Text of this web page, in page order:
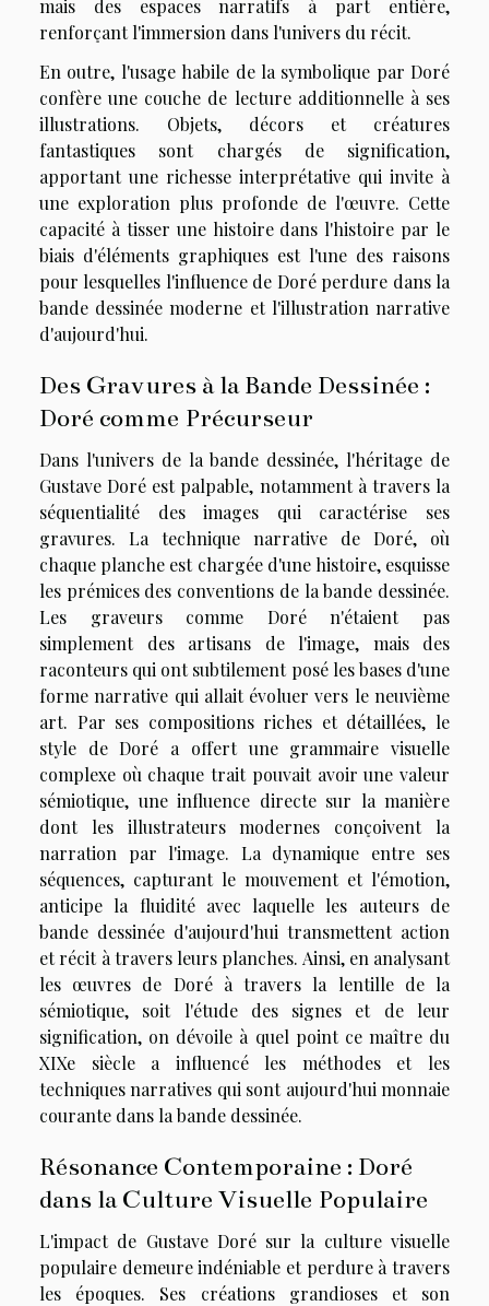
mais des espaces narratifs à part entière,
renforçant l'immersion dans l'univers du récit.
En outre, l'usage habile de la symbolique par Doré
confère une couche de lecture additionnelle à ses
illustrations. Objets, décors et créatures
fantastiques sont chargés de signification,
apportant une richesse interprétative qui invite à
une exploration plus profonde de l'œuvre. Cette
capacité à tisser une histoire dans l'histoire par le
biais d'éléments graphiques est l'une des raisons
pour lesquelles l'influence de Doré perdure dans la
bande dessinée moderne et l'illustration narrative
d'aujourd'hui.
Des Gravures à la Bande Dessinée :
Doré comme Précurseur
Dans l'univers de la bande dessinée, l'héritage de
Gustave Doré est palpable, notamment à travers la
séquentialité des images qui caractérise ses
gravures. La technique narrative de Doré, où
chaque planche est chargée d'une histoire, esquisse
les prémices des conventions de la bande dessinée.
Les graveurs comme Doré n'étaient pas
simplement des artisans de l'image, mais des
raconteurs qui ont subtilement posé les bases d'une
forme narrative qui allait évoluer vers le neuvième
art. Par ses compositions riches et détaillées, le
style de Doré a offert une grammaire visuelle
complexe où chaque trait pouvait avoir une valeur
sémiotique, une influence directe sur la manière
dont les illustrateurs modernes conçoivent la
narration par l'image. La dynamique entre ses
séquences, capturant le mouvement et l'émotion,
anticipe la fluidité avec laquelle les auteurs de
bande dessinée d'aujourd'hui transmettent action
et récit à travers leurs planches. Ainsi, en analysant
les œuvres de Doré à travers la lentille de la
sémiotique, soit l'étude des signes et de leur
signification, on dévoile à quel point ce maître du
XIXe siècle a influencé les méthodes et les
techniques narratives qui sont aujourd'hui monnaie
courante dans la bande dessinée.
Résonance Contemporaine : Doré
dans la Culture Visuelle Populaire
L'impact de Gustave Doré sur la culture visuelle
populaire demeure indéniable et perdure à travers
les époques. Ses créations grandioses et son